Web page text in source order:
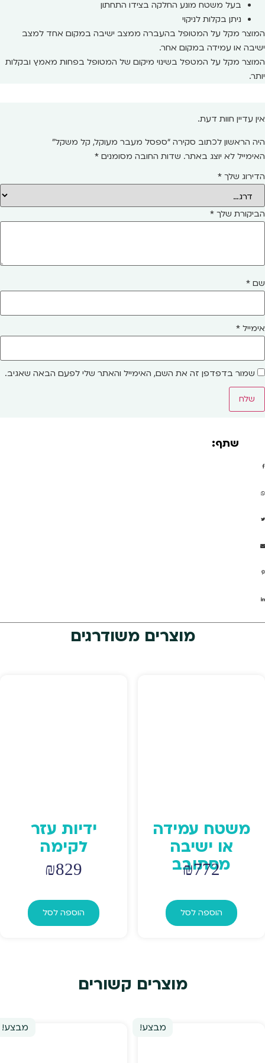
בעל משטח מונע החלקה בצידו התחתון
ניתן בקלות לניקוי
המוצר מקל על המטופל בהעברה ממצב ישיבה במקום אחד למצב
ישיבה או עמידה במקום אחר.
המוצר מקל על המטפל בשינוי מיקום של המטופל בפחות מאמץ ובקלות
יותר.
אין עדיין חוות דעת.
היה הראשון לכתוב סקירה “ספסל מעבר מעוקל, קל משקל”
האימייל לא יוצג באתר. שדות החובה מסומנים *
הדירוג שלך *
הביקורת שלך *
שם *
אימייל *
שמור בדפדפן זה את השם, האימייל והאתר שלי לפעם הבאה שאגיב.
שתף:
מוצרים משודרגים
משטח עמידה
או ישיבה
מסתובב
₪772
הוספה לסל
ידיות עזר
לקימה
₪829
הוספה לסל
מוצרים קשורים
מבצע! מבצע!